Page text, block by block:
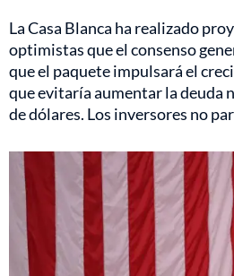
La Casa Blanca ha realizado
optimistas que el consenso
que el paquete impulsará el
que evitaría aumentar la deuda
de dólares. Los inversores no